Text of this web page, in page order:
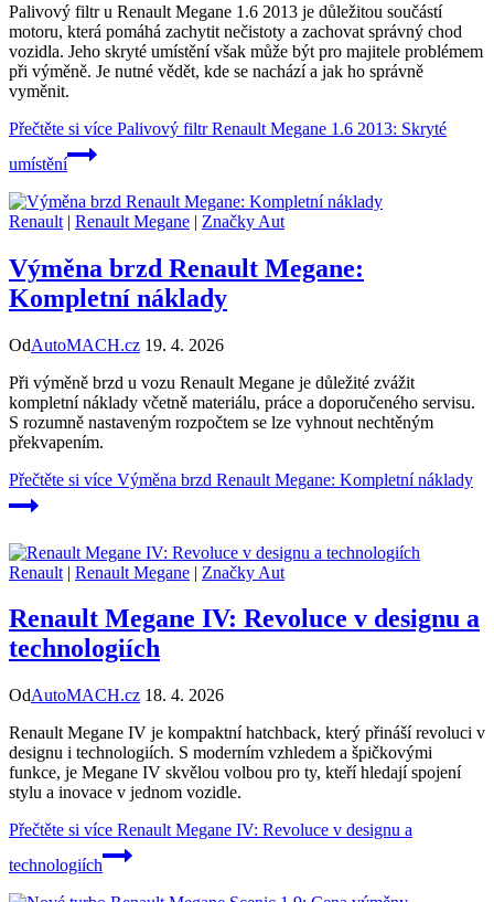
Palivový filtr u Renault Megane 1.6 2013 je důležitou součástí
motoru, která pomáhá zachytit nečistoty a zachovat správný chod
vozidla. Jeho skryté umístění však může být pro majitele problémem
při výměně. Je nutné vědět, kde se nachází a jak ho správně
vyměnit.
Přečtěte si více Palivový filtr Renault Megane 1.6 2013: Skryté
umístění
Renault | Renault Megane | Značky Aut
Výměna brzd Renault Megane:
Kompletní náklady
OdAutoMACH.cz 19. 4. 2026
Při výměně brzd u vozu Renault Megane je důležité zvážit
kompletní náklady včetně materiálu, práce a doporučeného servisu.
S rozumně nastaveným rozpočtem se lze vyhnout nechtěným
překvapením.
Přečtěte si více Výměna brzd Renault Megane: Kompletní náklady
Renault | Renault Megane | Značky Aut
Renault Megane IV: Revoluce v designu a
technologiích
OdAutoMACH.cz 18. 4. 2026
Renault Megane IV je kompaktní hatchback, který přináší revoluci v
designu i technologiích. S moderním vzhledem a špičkovými
funkce, je Megane IV skvělou volbou pro ty, kteří hledají spojení
stylu a inovace v jednom vozidle.
Přečtěte si více Renault Megane IV: Revoluce v designu a
technologiích